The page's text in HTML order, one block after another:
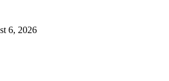
6, 2026